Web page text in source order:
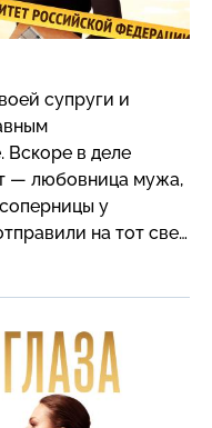
супруги и
Вскоре в деле
— любовница мужа,
у
на тот свет